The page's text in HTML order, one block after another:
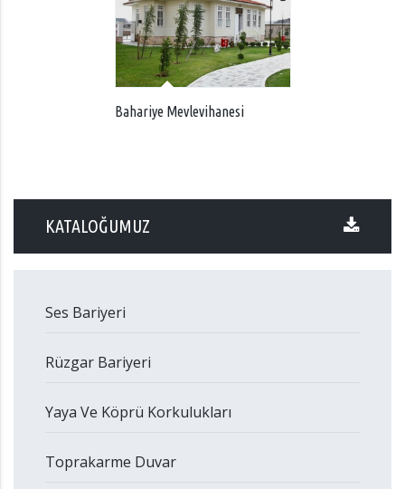
Bahariye Mevlevihanesi
KATALOĞUMUZ
Ses Bariyeri
Rüzgar Bariyeri
Yaya Ve Köprü Korkulukları
Toprakarme Duvar